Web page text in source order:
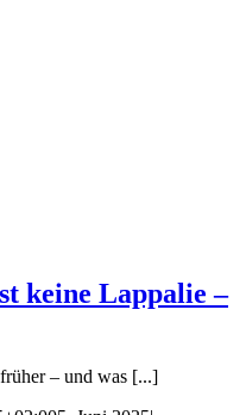
keine Lappalie –
– und was [...]